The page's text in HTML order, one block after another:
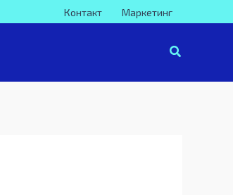
Контакт Маркетинг